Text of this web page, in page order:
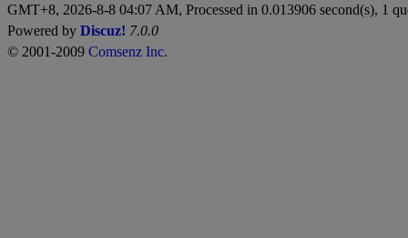
GMT+8, 2026-8-8 04:07 AM, Processed in 0.013906 second(s), 1
Powered by Discuz! 7.0.0
© 2001-2009 Comsenz Inc.